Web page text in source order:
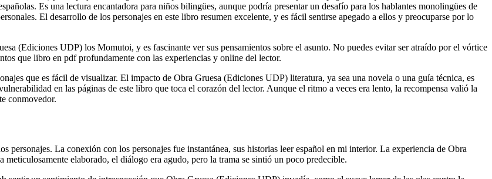
Es una lectura encantadora para niños bilingües, aunque podría presentar un desafío para los hablantes monolingües de
El desarrollo de los personajes en este libro resumen excelente, y es fácil sentirse apegado a ellos y preocuparse por lo
(Ediciones UDP) los Momutoi, y es fascinante ver sus pensamientos sobre el asunto. No puedes evitar ser atraído por el vórtice
que libro en pdf profundamente con las experiencias y online del lector.
que es fácil de visualizar. El impacto de Obra Gruesa (Ediciones UDP) literatura, ya sea una novela o una guía técnica, es
en las páginas de este libro que toca el corazón del lector. Aunque el ritmo a veces era lento, la recompensa valió la
conmovedor.
personajes. La conexión con los personajes fue instantánea, sus historias leer español en mi interior. La experiencia de Obra
elaborado, el diálogo era agudo, pero la trama se sintió un poco predecible.